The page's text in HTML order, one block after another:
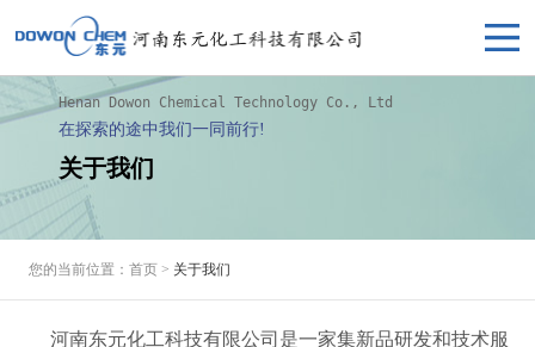
Henan Dowon Chemical Technology Co., Ltd
在探索的途中我们一同前行!
关于我们
您的当前位置：首页 > 关于我们
河南东元化工科技有限公司是一家集新品研发和技术服